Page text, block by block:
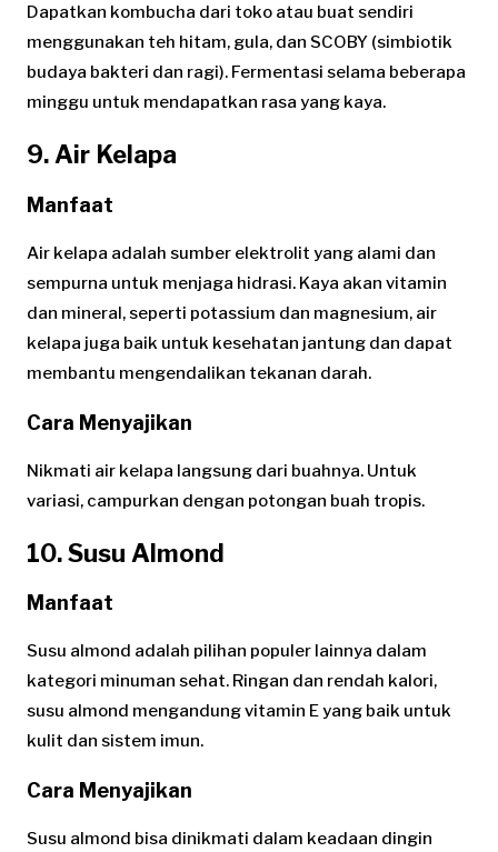
Dapatkan kombucha dari toko atau buat sendiri
menggunakan teh hitam, gula, dan SCOBY (simbiotik
budaya bakteri dan ragi). Fermentasi selama beberapa
minggu untuk mendapatkan rasa yang kaya.
9. Air Kelapa
Manfaat
Air kelapa adalah sumber elektrolit yang alami dan
sempurna untuk menjaga hidrasi. Kaya akan vitamin
dan mineral, seperti potassium dan magnesium, air
kelapa juga baik untuk kesehatan jantung dan dapat
membantu mengendalikan tekanan darah.
Cara Menyajikan
Nikmati air kelapa langsung dari buahnya. Untuk
variasi, campurkan dengan potongan buah tropis.
10. Susu Almond
Manfaat
Susu almond adalah pilihan populer lainnya dalam
kategori minuman sehat. Ringan dan rendah kalori,
susu almond mengandung vitamin E yang baik untuk
kulit dan sistem imun.
Cara Menyajikan
Susu almond bisa dinikmati dalam keadaan dingin